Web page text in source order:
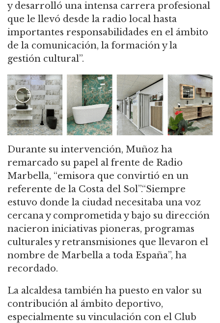
y desarrolló una intensa carrera profesional
que le llevó desde la radio local hasta
importantes responsabilidades en el ámbito
de la comunicación, la formación y la
gestión cultural”.
Durante su intervención, Muñoz ha
remarcado su papel al frente de Radio
Marbella, “emisora que convirtió en un
referente de la Costa del Sol”.“Siempre
estuvo donde la ciudad necesitaba una voz
cercana y comprometida y bajo su dirección
nacieron iniciativas pioneras, programas
culturales y retransmisiones que llevaron el
nombre de Marbella a toda España”, ha
recordado.
La alcaldesa también ha puesto en valor su
contribución al ámbito deportivo,
especialmente su vinculación con el Club